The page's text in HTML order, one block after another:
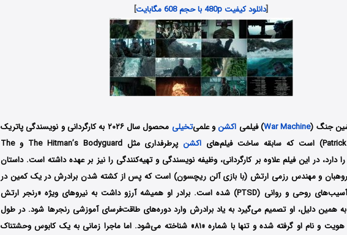
[دانلود کیفیت 480p با حجم 608 مگابایت ]
جنگ (War Machine) فیلمی اکشنو علمی‌تخیلی
محصول سال ۲۰۲۶ به کارگردانی و نویسندگی پاتریک
اکشن
پرطرفداری مثل The Hitman’s Bodyguard و The
Expendables 3 را دارد، در این فیلم علاوه بر کارگردانی، وظیفه نویسندگی و تهیه‌کنندگی را نیز بر عهده داشته است. داستان
گروهبان و مهندس رزمی ارتش (با بازی آلن ریچسون) است که پس از کشته شدن برادرش در یک کمین در
افغانستان، دچار آسیب‌های روحی و روانی (PTSD) شده است. برادر او همیشه آرزو داشت به نیروهای ویژه «رنجر ارتش
به همین دلیل، او تصمیم می‌گیرد به یاد برادرش وارد دوره‌های طاقت‌فرسای آموزشی رنجرها شود. در طول
این دوره سخت، هویت و نام او گرفته شده و تنها با شماره «۸۱» شناخته می‌شود. اما ماجرا زمانی به یک کابوس وحشتناک